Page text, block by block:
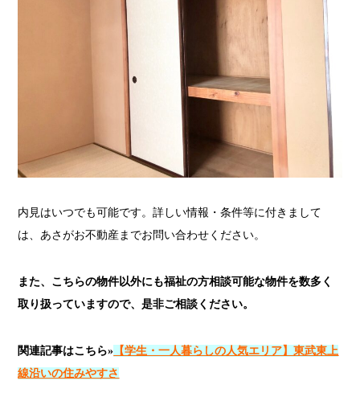
内見はいつでも可能です。詳しい情報・条件等に付きまして
は、あさがお不動産までお問い合わせください。
また、こちらの物件以外にも福祉の方相談可能な物件を数多く
取り扱っていますので、是非ご相談ください。
関連記事はこちら» 【学生・一人暮らしの人気エリア】東武東上
線沿いの住みやすさ